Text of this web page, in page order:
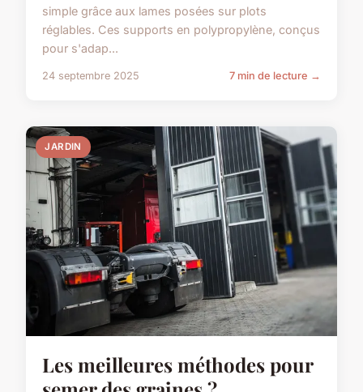
simple grâce aux lames posées sur plots
réglables. Ces supports en polypropylène, conçus
pour s'adap...
24 septembre 2025 7 min de lecture →
JARDIN
Les meilleures méthodes pour